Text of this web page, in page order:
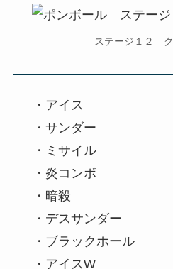
ステージ１２
・アイス
・サンダー
・ミサイル
・炎コンボ
・暗殺
・デスサンダー
・ブラックホール
・アイスW